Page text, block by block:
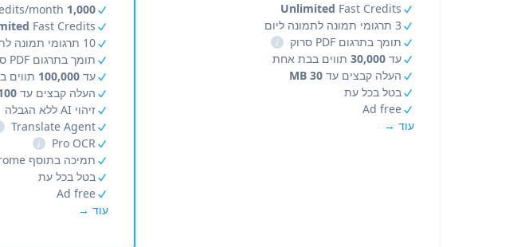
Unlimited Fast Credits
3 תרגומי תמונה לתמונה ליום
תומך בתרגום PDF סרוק
i
עד 30,000 תווים בבת אחת
העלה קבצים עד 30 MB
בטל בכל עת
Ad free
עוד →
1,000
Fast Credits
10 תרגומי תמונה לתמונה ליום
תומך בתרגום PDF סרוק
עד100,000 תווים
העלה קבצים עדMB
זיהוי AI ללא הגבלה
Translate Agent
Pro OCR
i
תמיכה בתוסף Chrome
בטל בכל עת
Ad free
עוד →